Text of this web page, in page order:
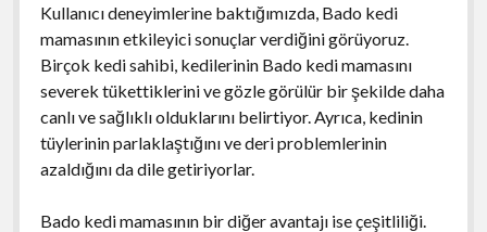
Kullanıcı deneyimlerine baktığımızda, Bado kedi
mamasının etkileyici sonuçlar verdiğini görüyoruz.
Birçok kedi sahibi, kedilerinin Bado kedi mamasını
severek tükettiklerini ve gözle görülür bir şekilde daha
canlı ve sağlıklı olduklarını belirtiyor. Ayrıca, kedinin
tüylerinin parlaklaştığını ve deri problemlerinin
azaldığını da dile getiriyorlar.
Bado kedi mamasının bir diğer avantajı ise çeşitliliği.